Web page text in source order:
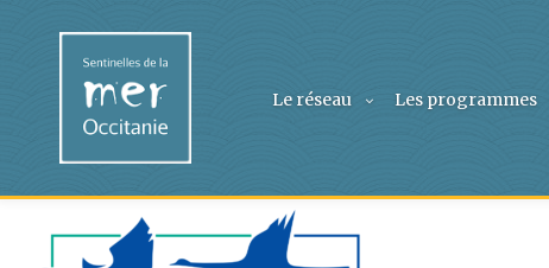
Le réseau Les programmes